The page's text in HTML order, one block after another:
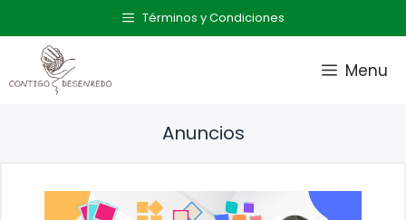
al
contenido
Términos y Condiciones
Menu
Anuncios